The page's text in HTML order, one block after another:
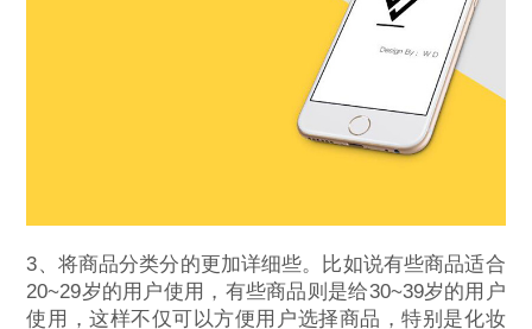
3、将商品分类分的更加详细些。比如说有些商品适合
20~29岁的用户使用，有些商品则是给30~39岁的用户
使用，这样不仅可以方便用户选择商品，特别是化妆